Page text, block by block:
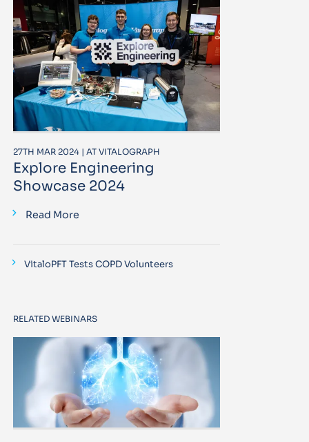
27TH MAR 2024 | AT VITALOGRAPH
Explore Engineering
Showcase 2024
Read More
VitaloPFT Tests COPD Volunteers
RELATED WEBINARS